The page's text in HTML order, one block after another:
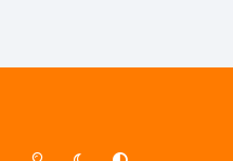
Lichte ModusDonkere ModusSysteemvoorkeur